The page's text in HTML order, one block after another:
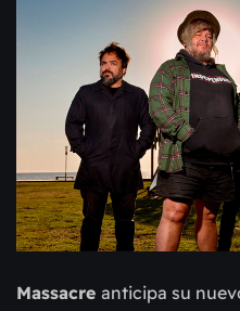
Massacre anticipa su